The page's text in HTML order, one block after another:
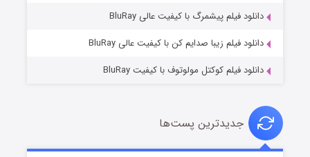
دانلود فیلم پیشمرگ با کیفیت عالی BluRay
دانلود فیلم زیبا صدایم کن با کیفیت عالی BluRay
دانلود فیلم کوکتل مولوتوف با کیفیت BluRay
جدیدترین پست‌ها